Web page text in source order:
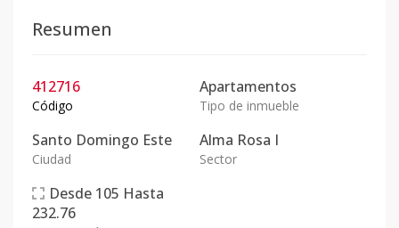
Resumen
412716
Código
Apartamentos
Tipo de inmueble
Santo Domingo Este
Ciudad
Alma Rosa I
Sector
Desde 105 Hasta
232.76